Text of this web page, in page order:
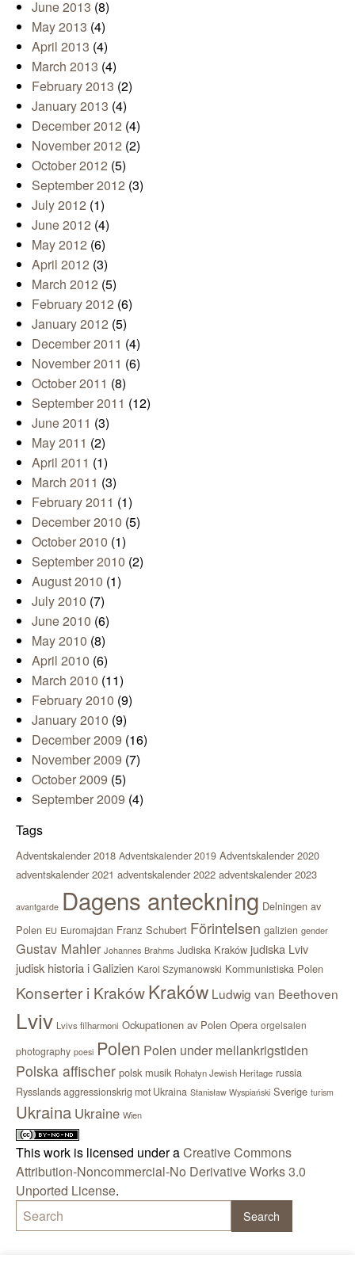
June 2013 (8)
May 2013 (4)
April 2013 (4)
March 2013 (4)
February 2013 (2)
January 2013 (4)
December 2012 (4)
November 2012 (2)
October 2012 (5)
September 2012 (3)
July 2012 (1)
June 2012 (4)
May 2012 (6)
April 2012 (3)
March 2012 (5)
February 2012 (6)
January 2012 (5)
December 2011 (4)
November 2011 (6)
October 2011 (8)
September 2011 (12)
June 2011 (3)
May 2011 (2)
April 2011 (1)
March 2011 (3)
February 2011 (1)
December 2010 (5)
October 2010 (1)
September 2010 (2)
August 2010 (1)
July 2010 (7)
June 2010 (6)
May 2010 (8)
April 2010 (6)
March 2010 (11)
February 2010 (9)
January 2010 (9)
December 2009 (16)
November 2009 (7)
October 2009 (5)
September 2009 (4)
Tags
Adventskalender 2018 Adventskalender 2019 Adventskalender 2020
adventskalender 2021 adventskalender 2022 adventskalender 2023
avantgarde Dagens anteckning Delningen av
Polen EU Euromajdan Franz Schubert Förintelsen galizien gender
Gustav Mahler Johannes Brahms Judiska Kraków judiska Lviv
judisk historia i Galizien Karol Szymanowski Kommunistiska Polen
Konserter i KrakówKraków Ludwig van Beethoven
Lviv Lvivs filharmoni Ockupationen av Polen Opera orgelsalen
photography poesi Polen Polen under mellankrigstiden
Polska affischer polsk musik Rohatyn Jewish Heritage russia
Rysslands aggressionskrig mot Ukraina Stanisław Wyspiański Sverige turism
Ukraina Ukraine Wien
This work is licensed under aCreative Commons
Attribution-Noncommercial-No Derivative Works 3.0
Unported License.